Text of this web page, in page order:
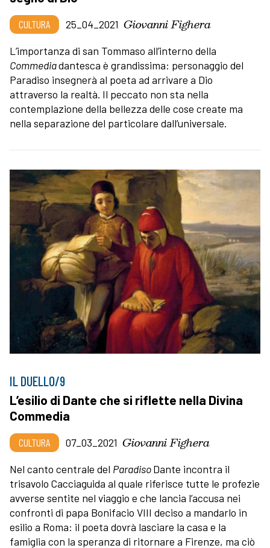
CULTURA 25_04_2021 Giovanni Fighera
L’importanza di san Tommaso all’interno della
Commediadantesca è grandissima: personaggio del
Paradiso insegnerà al poeta ad arrivare a Dio
attraverso la realtà. Il peccato non sta nella
contemplazione della bellezza delle cose create ma
nella separazione del particolare dall’universale.
IL DUELLO/9
L’esilio di Dante che si riflette nella Divina
Commedia
CULTURA 07_03_2021 Giovanni Fighera
Nel canto centrale del ParadisoDante incontra il
trisavolo Cacciaguida al quale riferisce tutte le profezie
avverse sentite nel viaggio e che lancia l’accusa nei
confronti di papa Bonifacio VIII deciso a mandarlo in
esilio a Roma: il poeta dovrà lasciare la casa e la
famiglia con la speranza di ritornare a Firenze, ma ciò